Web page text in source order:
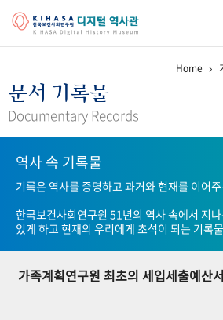
걸어온 길 기관 변천사
연구 역사
정책과 연구 키워드로 보는 연구 역사
기록물 아카이브
사진 아카이브 문서 기록물 행정박물
Home
문서 기록물
Documentary Records
역사 속 기록물
기록은 역사를 증명하고 과거와 현재를 이어
한국보건사회연구원 51년의 역사 속에서 지
있게 하고 현재의 우리에게 초석이 되는 기록
가족계획연구원 최초의 세입세출예산서